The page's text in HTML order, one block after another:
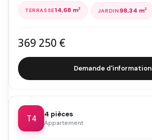
14,68 m2 98,34 m2
369 250 €
Demande d'information
T4 4 pièces
Appartement